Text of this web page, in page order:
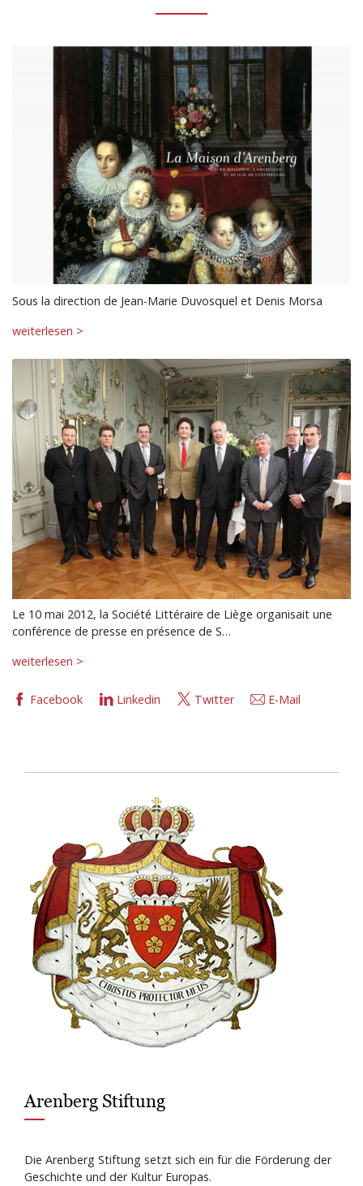
Sous la direction de Jean-Marie Duvosquel et Denis Morsa
weiterlesen >
Le 10 mai 2012, la Société Littéraire de Liège organisait une
conférence de presse en présence de S…
weiterlesen >
Facebook Linkedin Twitter E-Mail
Arenberg Stiftung
Die Arenberg Stiftung setzt sich ein für die Förderung der
Geschichte und der Kultur Europas.